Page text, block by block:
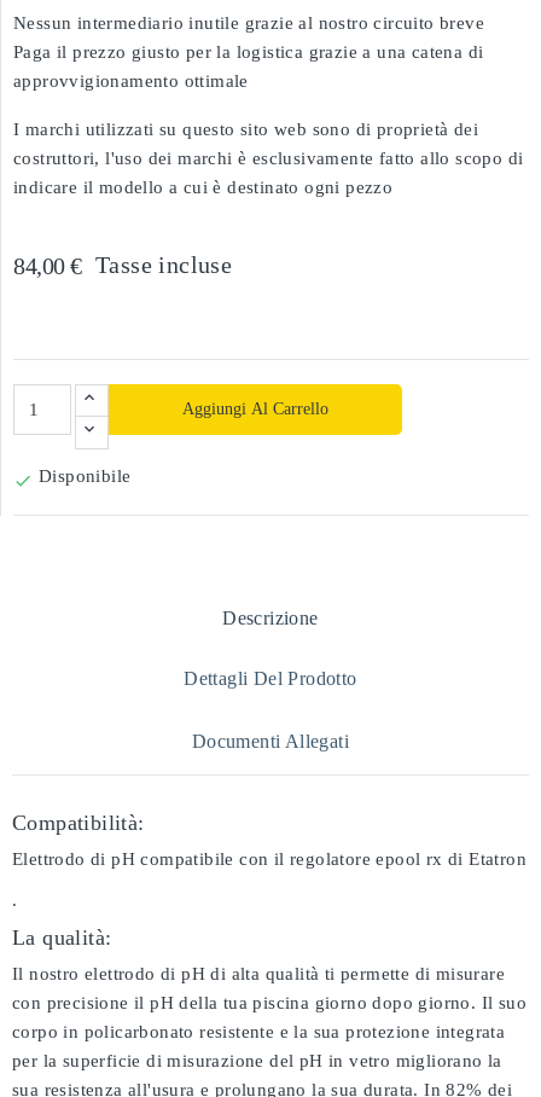
Nessun intermediario inutile grazie al nostro circuito breve
Paga il prezzo giusto per la logistica grazie a una catena di
approvvigionamento ottimale
I marchi utilizzati su questo sito web sono di proprietà dei
costruttori, l'uso dei marchi è esclusivamente fatto allo scopo di
indicare il modello a cui è destinato ogni pezzo
84,00 € Tasse incluse
Aggiungi Al Carrello
 Disponibile
Descrizione
Dettagli Del Prodotto
Documenti Allegati
Compatibilità:
Elettrodo di pH compatibile con il regolatore epool rx di Etatron
.
La qualità:
Il nostro elettrodo di pH di alta qualità ti permette di misurare
con precisione il pH della tua piscina giorno dopo giorno. Il suo
corpo in policarbonato resistente e la sua protezione integrata
per la superficie di misurazione del pH in vetro migliorano la
sua resistenza all'usura e prolungano la sua durata. In 82% dei